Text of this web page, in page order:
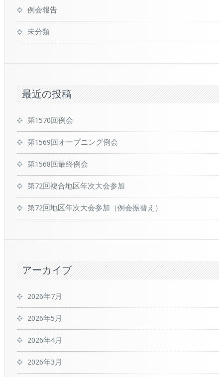
例会報告
未分類
最近の投稿
第1570回例会
第1569回オープニング例会
第1568回最終例会
第72回複合地区年次大会参加
第72回地区年次大会参加（例会振替え）
アーカイブ
2026年7月
2026年5月
2026年4月
2026年3月